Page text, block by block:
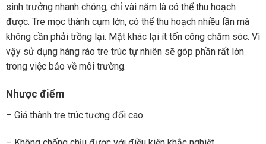
sinh trưởng nhanh chóng, chỉ vài năm là có thể thu hoạch
được. Tre mọc thành cụm lớn, có thể thu hoạch nhiều lần mà
không cần phải trồng lại. Mặt khác lại ít tốn công chăm sóc. Vì
vậy sử dụng hàng rào tre trúc tự nhiên sẽ góp phần rất lớn
trong việc bảo về môi trường.
Nhược điểm
– Giá thành tre trúc tương đối cao.